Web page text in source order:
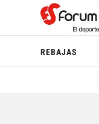
REBAJAS